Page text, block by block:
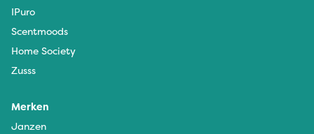
IPuro
Scentmoods
Home Society
Zusss
Merken
Janzen